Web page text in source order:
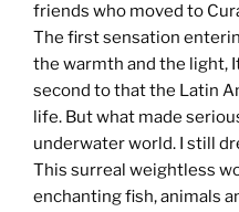
friends who moved to
The first sensation
the warmth and the light,
second to that the Latin
life. But what made
underwater world. I still
This surreal weightless
enchanting fish, animals